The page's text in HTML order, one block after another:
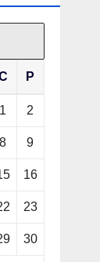
P
1 2
8 9
16
23
30